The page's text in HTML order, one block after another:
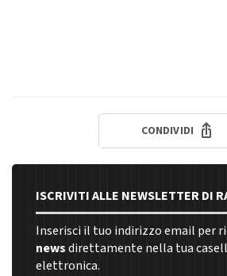
CONDIVIDI
ISCRIVITI ALLE NEWSLETTER DI
Inserisci il tuo indirizzo email per
newsdirettamente nella tua
elettronica.